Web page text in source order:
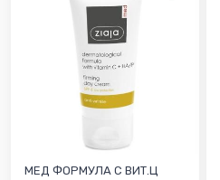
МЕД ФОРМУЛА С ВИТ.Ц